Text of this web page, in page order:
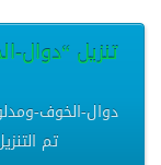
تنزيل “دوال-
تم التنزيل